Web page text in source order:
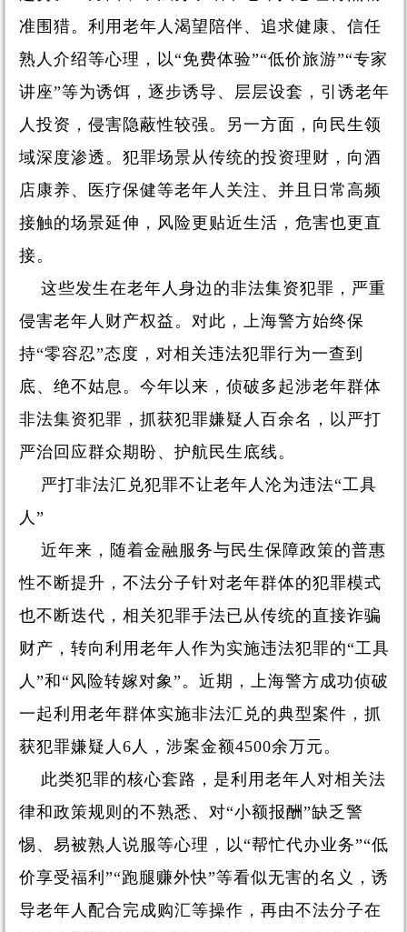
准围猎。利用老年人渴望陪伴、追求健康、信任
熟人介绍等心理，以“免费体验”“低价旅游”“专家
讲座”等为诱饵，逐步诱导、层层设套，引诱老年
人投资，侵害隐蔽性较强。另一方面，向民生领
域深度渗透。犯罪场景从传统的投资理财，向酒
店康养、医疗保健等老年人关注、并且日常高频
接触的场景延伸，风险更贴近生活，危害也更直
接。
这些发生在老年人身边的非法集资犯罪，严重
侵害老年人财产权益。对此，上海警方始终保
持“零容忍”态度，对相关违法犯罪行为一查到
底、绝不姑息。今年以来，侦破多起涉老年群体
非法集资犯罪，抓获犯罪嫌疑人百余名，以严打
严治回应群众期盼、护航民生底线。
严打非法汇兑犯罪不让老年人沦为违法“工具
人”
近年来，随着金融服务与民生保障政策的普惠
性不断提升，不法分子针对老年群体的犯罪模式
也不断迭代，相关犯罪手法已从传统的直接诈骗
财产，转向利用老年人作为实施违法犯罪的“工具
人”和“风险转嫁对象”。近期，上海警方成功侦破
一起利用老年群体实施非法汇兑的典型案件，抓
获犯罪嫌疑人6人，涉案金额4500余万元。
此类犯罪的核心套路，是利用老年人对相关法
律和政策规则的不熟悉、对“小额报酬”缺乏警
惕、易被熟人说服等心理，以“帮忙代办业务”“低
价享受福利”“跑腿赚外快”等看似无害的名义，诱
导老年人配合完成购汇等操作，再由不法分子在